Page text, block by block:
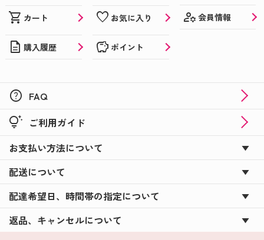
shopping_cart カート favorite お気に入り manage_accounts 会員情報
description 購入履歴 savings ポイント
help FAQ
tips_and_updates ご利用ガイド
お支払い方法について
配送について
配達希望日、時間帯の指定について
返品、キャンセルについて